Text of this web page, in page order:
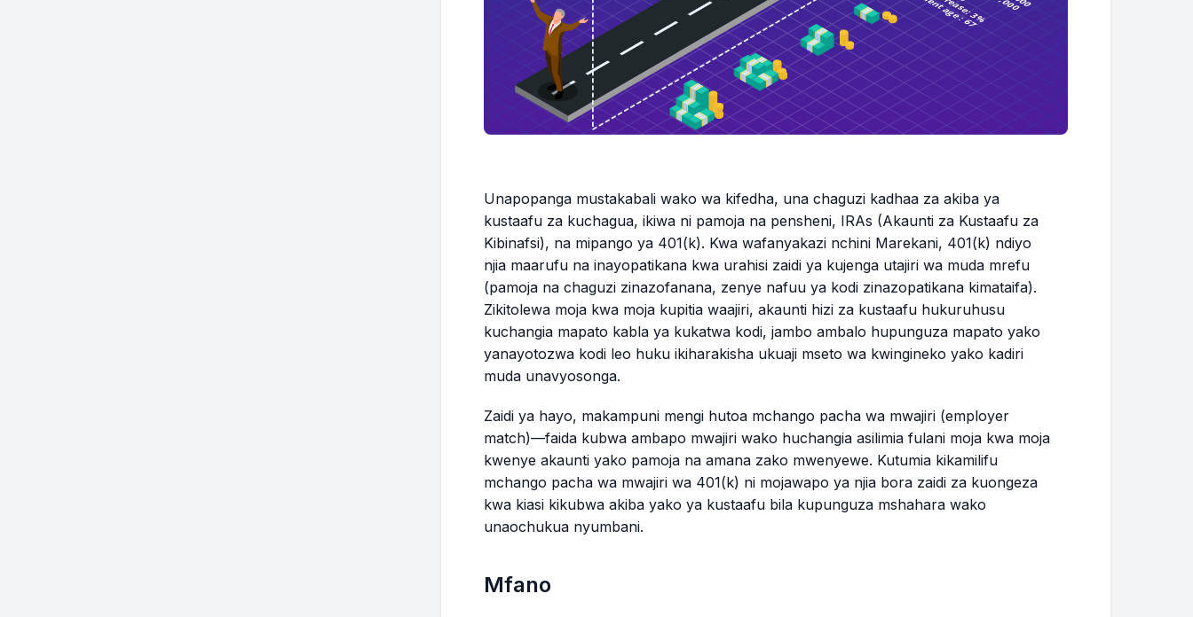
Unapopanga mustakabali wako wa kifedha, una chaguzi kadhaa za akiba ya
kustaafu za kuchagua, ikiwa ni pamoja na pensheni, IRAs (Akaunti za Kustaafu za
Kibinafsi), na mipango ya 401(k). Kwa wafanyakazi nchini Marekani, 401(k) ndiyo
njia maarufu na inayopatikana kwa urahisi zaidi ya kujenga utajiri wa muda mrefu
(pamoja na chaguzi zinazofanana, zenye nafuu ya kodi zinazopatikana kimataifa).
Zikitolewa moja kwa moja kupitia waajiri, akaunti hizi za kustaafu hukuruhusu
kuchangia mapato kabla ya kukatwa kodi, jambo ambalo hupunguza mapato yako
yanayotozwa kodi leo huku ikiharakisha ukuaji mseto wa kwingineko yako kadiri
muda unavyosonga.
Zaidi ya hayo, makampuni mengi hutoa mchango pacha wa mwajiri (employer
match)—faida kubwa ambapo mwajiri wako huchangia asilimia fulani moja kwa moja
kwenye akaunti yako pamoja na amana zako mwenyewe. Kutumia kikamilifu
mchango pacha wa mwajiri wa 401(k) ni mojawapo ya njia bora zaidi za kuongeza
kwa kiasi kikubwa akiba yako ya kustaafu bila kupunguza mshahara wako
unaochukua nyumbani.
Mfano